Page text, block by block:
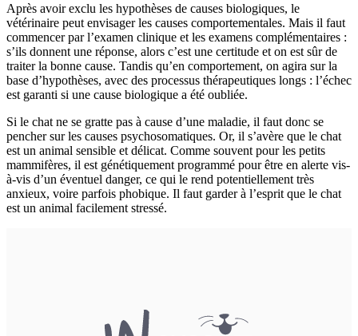
Après avoir exclu les hypothèses de causes biologiques, le
vétérinaire peut envisager les causes comportementales. Mais il faut
commencer par l’examen clinique et les examens complémentaires :
s’ils donnent une réponse, alors c’est une certitude et on est sûr de
traiter la bonne cause. Tandis qu’en comportement, on agira sur la
base d’hypothèses, avec des processus thérapeutiques longs : l’échec
est garanti si une cause biologique a été oubliée.
Si le chat ne se gratte pas à cause d’une maladie, il faut donc se
pencher sur les causes psychosomatiques. Or, il s’avère que le chat
est un animal sensible et délicat. Comme souvent pour les petits
mammifères, il est génétiquement programmé pour être en alerte vis-
à-vis d’un éventuel danger, ce qui le rend potentiellement très
anxieux, voire parfois phobique. Il faut garder à l’esprit que le chat
est un animal facilement stressé.